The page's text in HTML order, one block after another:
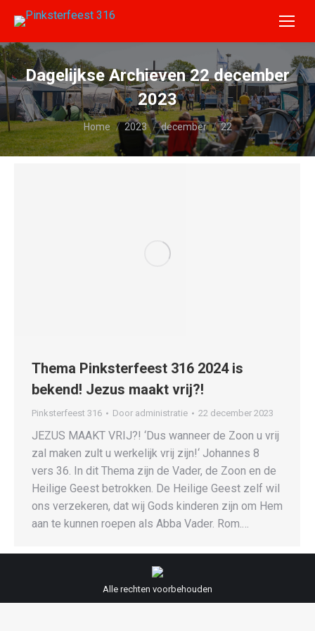
Dagelijkse Archieven22 december
2023
Je bent hier:
Home 2023 december 22
Thema Pinksterfeest 316 2024 is
bekend! Jezus maakt vrij?!
Pinksterfeest 316 Door administratie 22 december 2023
JEZUS MAAKT VRIJ?! ‘Dus wanneer de Zoon u vrij
zal maken zult u werkelijk vrij zijn!‘ Johannes 8
vers 36. In dit Thema zijn de Vader, de Zoon en de
Heilige Geest betrokken. De Heilige Geest zelf wil
ons verzekeren, dat wij Gods kinderen zijn om Hem
aan te kunnen roepen als Abba Vader. Rom.…
Alle rechten voorbehouden